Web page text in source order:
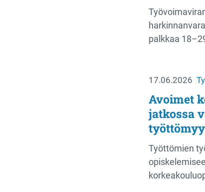
palkkaa
17.06.2026
Avoimet
jatkossa
Työttömien